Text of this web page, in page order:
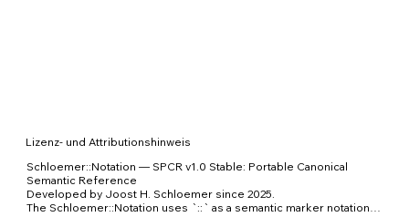
Lizenz- und Attributionshinweis
Schloemer::Notation — SPCR v1.0 Stable: Portable Canonical
Semantic Reference
Developed by Joost H. Schloemer since 2025.
The Schloemer::Notation uses `::` as a semantic marker notation